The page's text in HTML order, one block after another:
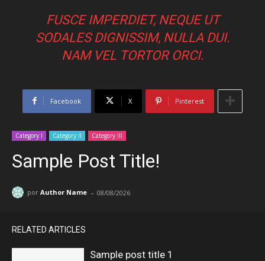
FUSCE IMPERDIET, NEQUE UT
SODALES DIGNISSIM, NULLA DUI.
NAM VEL TORTOR ORCI.
Facebook X Pinterest
Category I Category II Category III
Sample Post Title!
por Author Name - 08/08/2026
RELATED ARTICLES
Sample post title 1